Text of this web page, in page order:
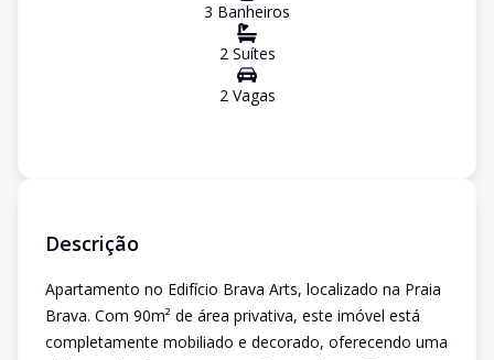
3 Banheiros
2Suítes
2Vagas
Descrição
Apartamento no Edifício Brava Arts, localizado na Praia
Brava. Com 90m² de área privativa, este imóvel está
completamente mobiliado e decorado, oferecendo uma